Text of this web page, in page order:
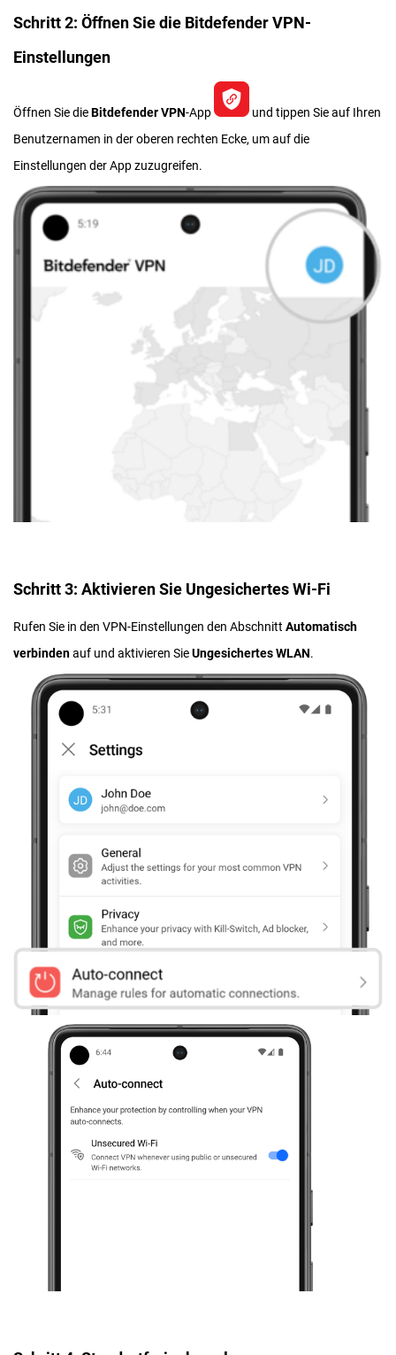
Schritt 2: Öffnen Sie die Bitdefender VPN-
Einstellungen
Öffnen Sie dieBitdefender VPN-App
und tippen Sie auf Ihren
Benutzernamen in der oberen rechten Ecke, um auf die
Einstellungen der App zuzugreifen.
Schritt 3: Aktivieren Sie Ungesichertes Wi-Fi
Rufen Sie in den VPN-Einstellungen den Abschnitt Automatisch
verbindenauf und aktivieren SieUngesichertes WLAN.